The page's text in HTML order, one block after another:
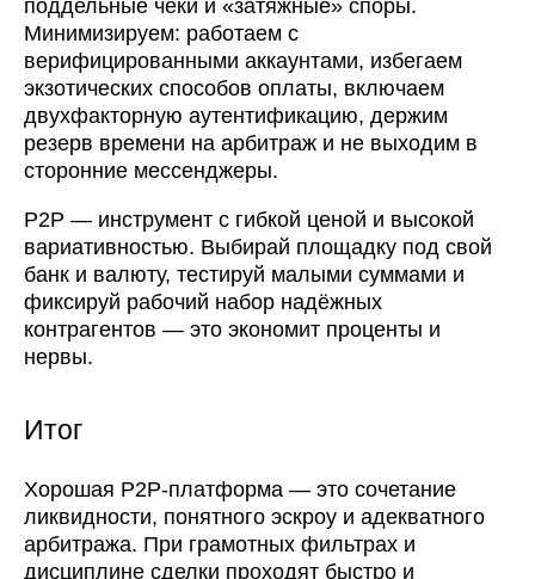
поддельные чеки и «затяжные» споры.
Минимизируем: работаем с
верифицированными аккаунтами, избегаем
экзотических способов оплаты, включаем
двухфакторную аутентификацию, держим
резерв времени на арбитраж и не выходим в
сторонние мессенджеры.
P2P — инструмент с гибкой ценой и высокой
вариативностью. Выбирай площадку под свой
банк и валюту, тестируй малыми суммами и
фиксируй рабочий набор надёжных
контрагентов — это экономит проценты и
нервы.
Итог
Хорошая P2P-платформа — это сочетание
ликвидности, понятного эскроу и адекватного
арбитража. При грамотных фильтрах и
дисциплине сделки проходят быстро и